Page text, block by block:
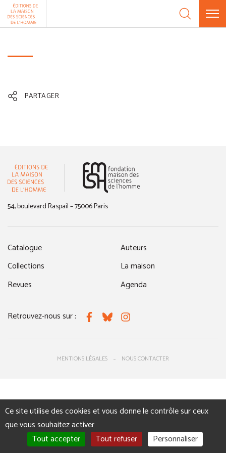
Aller au contenu
PARTAGER
54, boulevard Raspail – 75006 Paris
Catalogue
Collections
Revues
Auteurs
La maison
Agenda
Retrouvez-nous sur : FacebookBlueskyInstagram
MENTIONS LÉGALES NOUS CONTACTER
Panneau de gestion des cookies
Ce site utilise des cookies et vous donne le contrôle sur ceux
que vous souhaitez activer
Tout accepter
Tout refuser Personnaliser